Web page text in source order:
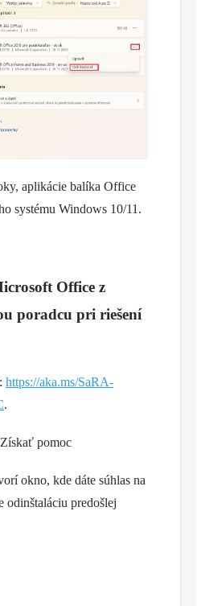
aplikácie balíka Office
systému Windows 10/11.
Office z
poradcu pri riešení
https://aka.ms/SaRA-
.
pomoc
okno, kde dáte súhlas na
odinštaláciu predošlej